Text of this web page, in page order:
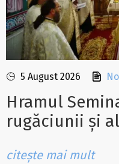
5 August 2026
Hramul
rugăciunii și
citește mai mult